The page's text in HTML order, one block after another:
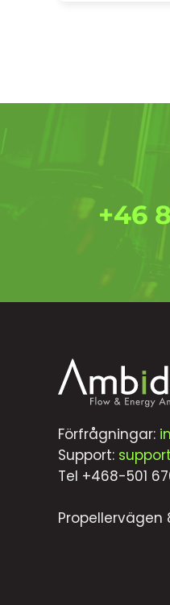
+46
Förfrågningar:
Support:
Tel +468-501
Propellervägen